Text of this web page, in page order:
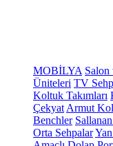
MOBİLYA Salon
Üniteleri TV
Koltuk Takımları
Çekyat Armut
Benchler
Orta Sehpalar